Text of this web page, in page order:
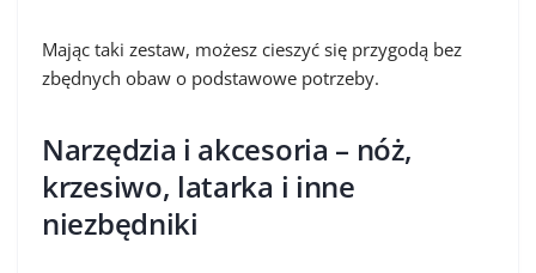
Mając taki zestaw, możesz cieszyć się przygodą bez
zbędnych obaw o podstawowe potrzeby.
Narzędzia i akcesoria – nóż,
krzesiwo, latarka i inne
niezbędniki